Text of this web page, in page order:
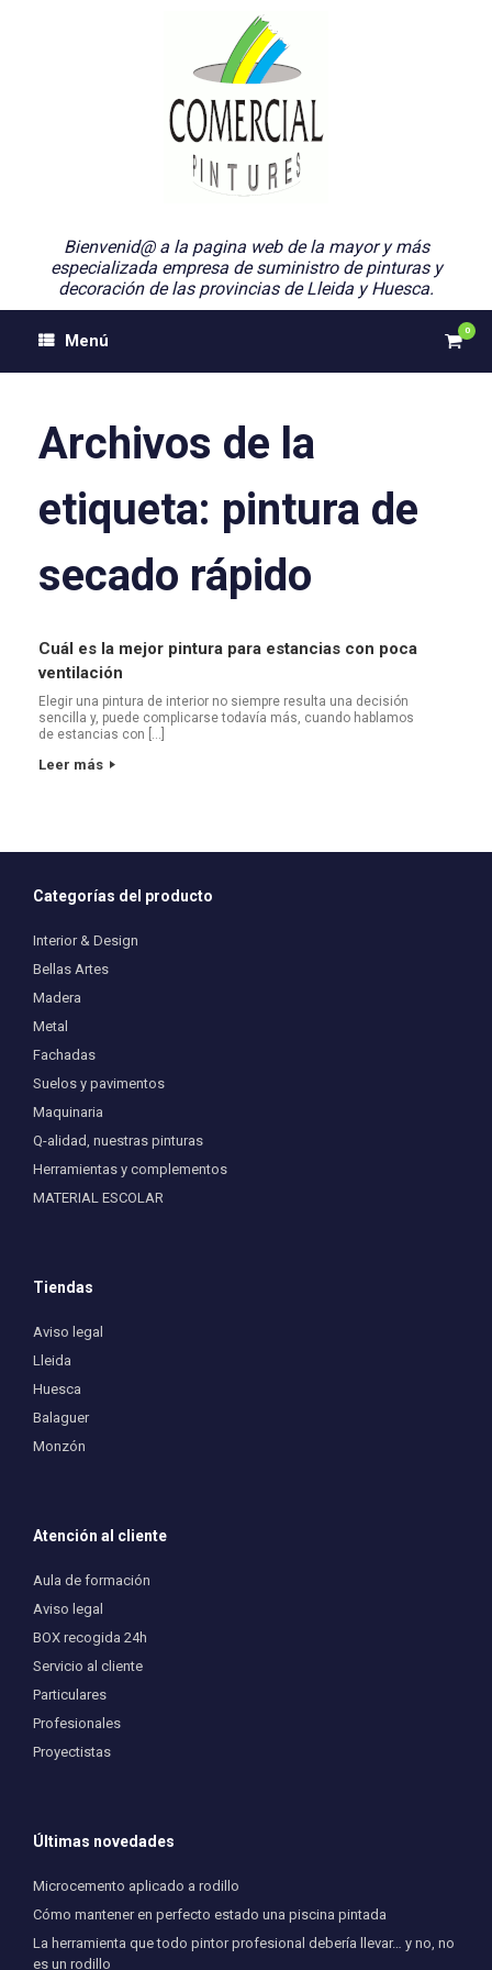
Bienvenid@ a la pagina web de la mayor y más
especializada empresa de suministro de pinturas y
decoración de las provincias de Lleida y Huesca.
Menú
Ver
0
Archivos de la
etiqueta: pintura de
secado rápido
Cuál es la mejor pintura para estancias con poca
ventilación
Elegir una pintura de interior no siempre resulta una decisión
sencilla y, puede complicarse todavía más, cuando hablamos
de estancias con […]
Leer más
Categorías del producto
Interior & Design
Bellas Artes
Madera
Metal
Fachadas
Suelos y pavimentos
Maquinaria
Q-alidad, nuestras pinturas
Herramientas y complementos
MATERIAL ESCOLAR
Tiendas
Aviso legal
Lleida
Huesca
Balaguer
Monzón
Atención al cliente
Aula de formación
Aviso legal
BOX recogida 24h
Servicio al cliente
Particulares
Profesionales
Proyectistas
Últimas novedades
Microcemento aplicado a rodillo
Cómo mantener en perfecto estado una piscina pintada
La herramienta que todo pintor profesional debería llevar… y no, no
es un rodillo